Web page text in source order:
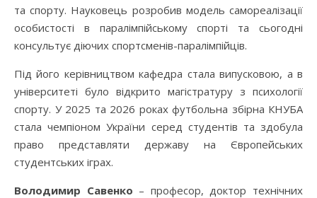
та спорту. Науковець розробив модель самореалізації
особистості в паралімпійському спорті та сьогодні
консультує діючих спортсменів-паралімпійців.
Під його керівництвом кафедра стала випусковою, а в
університеті було відкрито магістратуру з психології
спорту. У 2025 та 2026 роках футбольна збірна КНУБА
стала чемпіоном України серед студентів та здобула
право представляти державу на Європейських
студентських іграх.
Володимир Савенко – професор, доктор технічних